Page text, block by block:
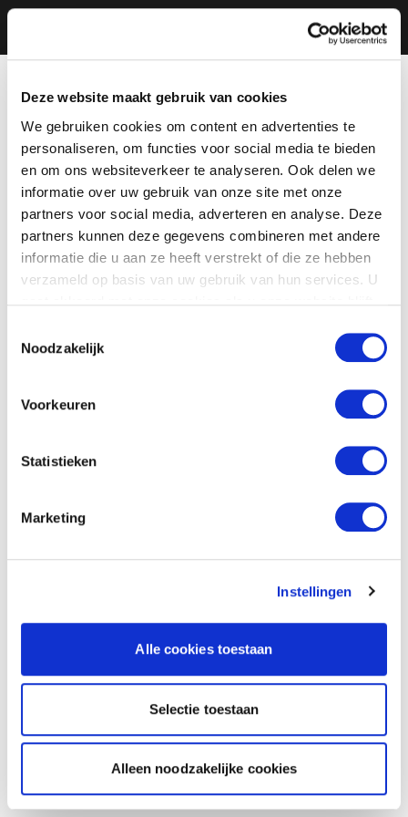
Deze website maakt gebruik van cookies
We gebruiken cookies om content en advertenties te
personaliseren, om functies voor social media te bieden
en om ons websiteverkeer te analyseren. Ook delen we
informatie over uw gebruik van onze site met onze
partners voor social media, adverteren en analyse. Deze
partners kunnen deze gegevens combineren met andere
informatie die u aan ze heeft verstrekt of die ze hebben
verzameld op basis van uw gebruik van hun services. U
Noodzakelijk
Voorkeuren
Statistieken
Marketing
Instellingen
Alle cookies toestaan
Selectie toestaan
Alleen noodzakelijke cookies